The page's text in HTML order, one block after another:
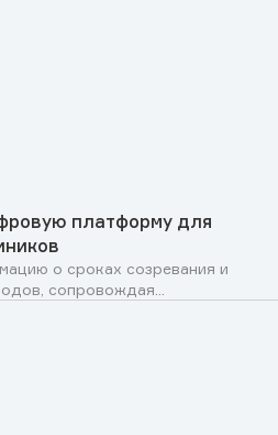
платформу для
о сроках созревания и
сопровождая...